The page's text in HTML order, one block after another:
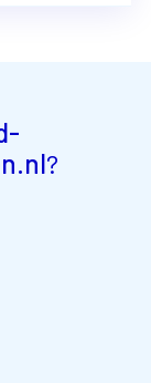
?